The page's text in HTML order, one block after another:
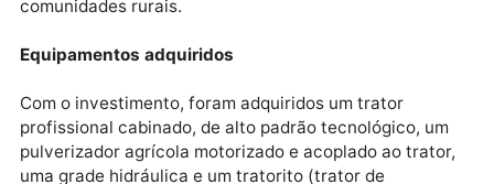
condições de trabalho no campo e ampliar a
Cássio Gois e o vereador Carlos Freitas, por meio de
indicação parlamentar, com foco no fortalecimento
agricultura familiar e no desenvolvimento das